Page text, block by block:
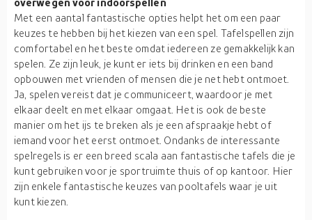
Met een aantal fantastische opties helpt het om een paar
keuzes te hebben bij het kiezen van een spel. Tafelspellen zijn
comfortabel en het beste omdat iedereen ze gemakkelijk kan
spelen. Ze zijn leuk, je kunt er iets bij drinken en een band
opbouwen met vrienden of mensen die je net hebt ontmoet.
Ja, spelen vereist dat je communiceert, waardoor je met
elkaar deelt en met elkaar omgaat. Het is ook de beste
manier om het ijs te breken als je een afspraakje hebt of
iemand voor het eerst ontmoet. Ondanks de interessante
spelregels is er een breed scala aan fantastische tafels die je
kunt gebruiken voor je sportruimte thuis of op kantoor. Hier
zijn enkele fantastische keuzes van pooltafels waar je uit
kunt kiezen.